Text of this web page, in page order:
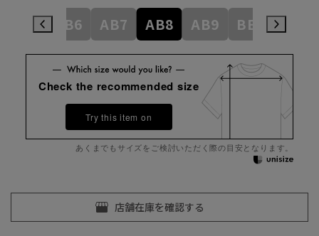
AB6 AB7 AB8 AB9 BE3
Check the recommended size
Try this item on
あくまでもサイズをご検討いただく際の目安となります。